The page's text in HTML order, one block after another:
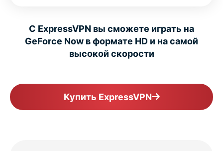
С ExpressVPN вы сможете играть на
GeForce Now в формате HD и на самой
высокой скорости
Купить ExpressVPN